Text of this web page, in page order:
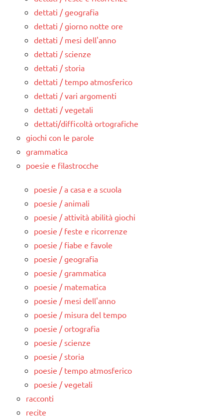
dettati / geografia
dettati / giorno notte ore
dettati / mesi dell'anno
dettati / scienze
dettati / storia
dettati / tempo atmosferico
dettati / vari argomenti
dettati / vegetali
dettati/difficoltà ortografiche
giochi con le parole
grammatica
poesie e filastrocche
poesie / a casa e a scuola
poesie / animali
poesie / attività abilità giochi
poesie / feste e ricorrenze
poesie / fiabe e favole
poesie / geografia
poesie / grammatica
poesie / matematica
poesie / mesi dell'anno
poesie / misura del tempo
poesie / ortografia
poesie / scienze
poesie / storia
poesie / tempo atmosferico
poesie / vegetali
racconti
recite